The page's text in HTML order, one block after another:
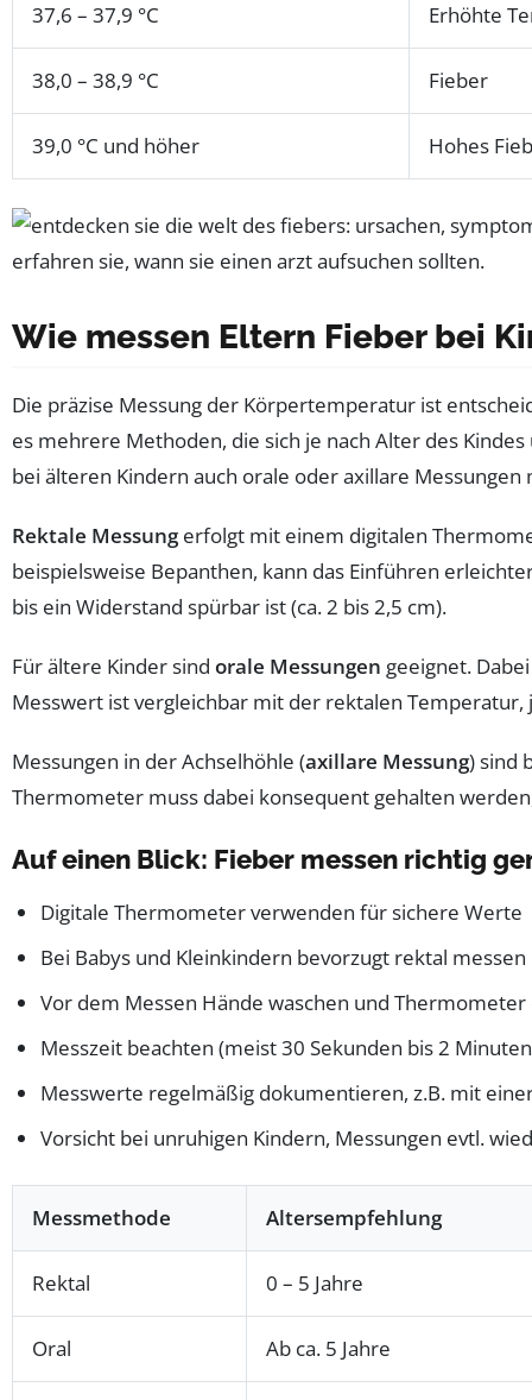
37,6 – 37,9 °C Erhöhte
38,0 – 38,9 °C Fieber
39,0 °C und höher Hohes
Wie messen Eltern Fieber bei
Die präzise Messung der Körpertemperatur ist
es mehrere Methoden, die sich je nach Alter des
bei älteren Kindern auch orale oder axillare Messungen
Rektale Messungerfolgt mit einem digitalen
beispielsweise Bepanthen, kann das Einführen
bis ein Widerstand spürbar ist (ca. 2 bis 2,5 cm).
Für ältere Kinder sind orale Messungen geeignet.
Messwert ist vergleichbar mit der rektalen
Messungen in der Achselhöhle (axillare Messung) sind
Thermometer muss dabei konsequent gehalten
Auf einen Blick: Fieber messen richtig
Digitale Thermometer verwenden für sichere Werte
Bei Babys und Kleinkindern bevorzugt rektal messen
Vor dem Messen Hände waschen und
Messzeit beachten (meist 30 Sekunden bis 2
Messwerte regelmäßig dokumentieren, z.B. mit
Vorsicht bei unruhigen Kindern, Messungen evtl.
Messmethode Altersempfehlung
Rektal 0 – 5 Jahre
Oral Ab ca. 5 Jahre